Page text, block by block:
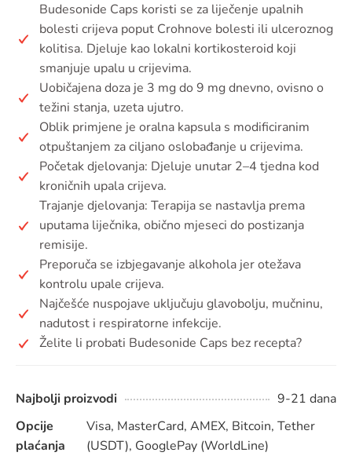
Budesonide Caps koristi se za liječenje upalnih
bolesti crijeva poput Crohnove bolesti ili ulceroznog
kolitisa. Djeluje kao lokalni kortikosteroid koji
smanjuje upalu u crijevima.
Uobičajena doza je 3 mg do 9 mg dnevno, ovisno o
težini stanja, uzeta ujutro.
Oblik primjene je oralna kapsula s modificiranim
otpuštanjem za ciljano oslobađanje u crijevima.
Početak djelovanja: Djeluje unutar 2–4 tjedna kod
kroničnih upala crijeva.
Trajanje djelovanja: Terapija se nastavlja prema
uputama liječnika, obično mjeseci do postizanja
remisije.
Preporuča se izbjegavanje alkohola jer otežava
kontrolu upale crijeva.
Najčešće nuspojave uključuju glavobolju, mučninu,
nadutost i respiratorne infekcije.
Želite li probati Budesonide Caps bez recepta?
Najbolji proizvodi
9-21 dana
Opcije
plaćanja
Visa, MasterCard, AMEX, Bitcoin, Tether
(USDT), GooglePay (WorldLine)